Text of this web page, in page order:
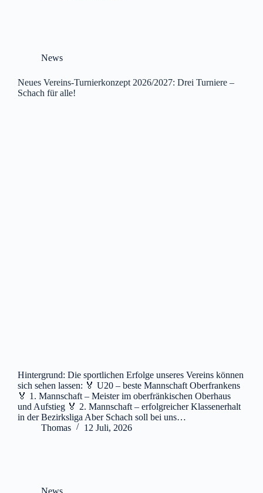
News
Neues Vereins-Turnierkonzept 2026/2027: Drei Turniere –
Schach für alle!
Hintergrund: Die sportlichen Erfolge unseres Vereins können
sich sehen lassen: 🏅 U20 – beste Mannschaft Oberfrankens
🏅 1. Mannschaft – Meister im oberfränkischen Oberhaus
und Aufstieg 🏅 2. Mannschaft – erfolgreicher Klassenerhalt
in der Bezirksliga Aber Schach soll bei uns…
Thomas
12 Juli, 2026
News